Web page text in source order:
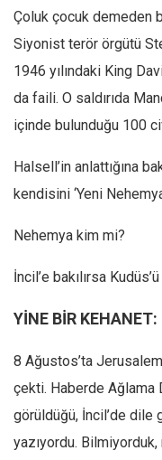
Çoluk çocuk demeden
Siyonist terör örgütü
1946 yılındaki King
da faili. O saldırıda
içinde bulunduğu 100
Halsell’in anlattığına
kendisini ‘Yeni
Nehemya kim mi?
İncil’e bakılırsa
YİNE BİR
8 Ağustos’ta
çekti. Haberde Ağlama
görüldüğü, İncil’de
yazıyordu.